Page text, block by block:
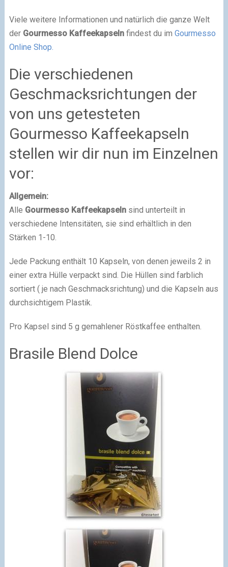
Viele weitere Informationen und natürlich die ganze Welt
der Gourmesso Kaffeekapselnfindest du im Gourmesso
Online Shop.
Die verschiedenen
Geschmacksrichtungen der
von uns getesteten
Gourmesso Kaffeekapseln
stellen wir dir nun im Einzelnen
vor:
Allgemein:
Alle Gourmesso Kaffeekapselnsind unterteilt in
verschiedene Intensitäten, sie sind erhältlich in den
Stärken 1-10.
Jede Packung enthält 10 Kapseln, von denen jeweils 2 in
einer extra Hülle verpackt sind. Die Hüllen sind farblich
sortiert ( je nach Geschmacksrichtung) und die Kapseln aus
durchsichtigem Plastik.
Pro Kapsel sind 5 g gemahlener Röstkaffee enthalten.
Brasile Blend Dolce